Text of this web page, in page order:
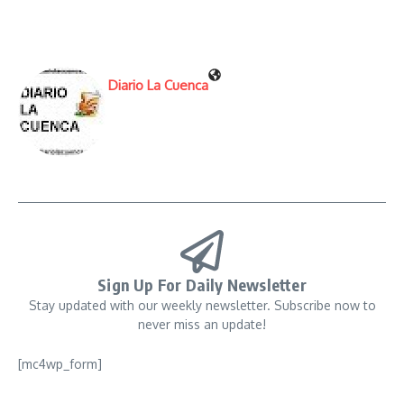
Diario La Cuenca
Sign Up For Daily Newsletter
Stay updated with our weekly newsletter. Subscribe now to
never miss an update!
[mc4wp_form]